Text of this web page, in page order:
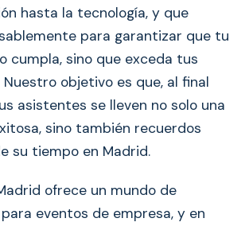
hasta la tecnología, y que
para garantizar que tu
cumpla, sino que exceda tus
objetivo es que, al final
asistentes se lleven no solo una
sino también recuerdos
su tiempo en Madrid.
ofrece un mundo de
eventos de empresa, y en